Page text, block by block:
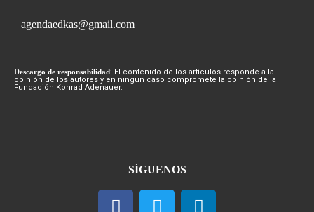
agendaedkas@gmail.com
Descargo de responsabilidad: El contenido de los artículos responde a la
opinión de los autores y en ningún caso compromete la opinión de la
Fundación Konrad Adenauer.
SÍGUENOS